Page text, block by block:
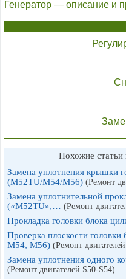
Генератор — описание и
Похожие статьи
Замена уплотнения крышки
(M52TU/M54/M56) (Ремонт
Замена уплотнительной
(«M52TU»,… (Ремонт
Прокладка головки блока
Проверка плоскости
М54, М56) (Ремонт
Замена уплотнения одного
(Ремонт двигателей S50-S54)